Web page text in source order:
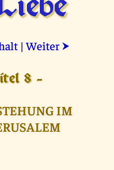
|Weiter ⮞
8 -
IM